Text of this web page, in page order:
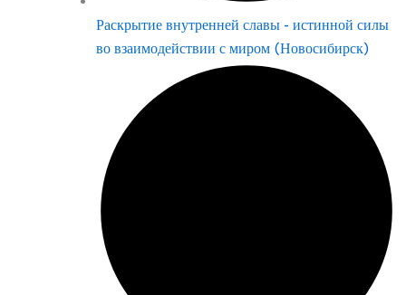
Раскрытие внутренней славы - истинной силы
во взаимодействии с миром (Новосибирск)